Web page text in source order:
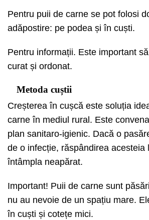
Pentru puii de carne se pot folosi
adăpostire: pe podea și în cuști.
Pentru informații. Este important
curat și ordonat.
Metoda cuștii
Creșterea în cușcă este soluția
carne în mediul rural. Este
plan sanitaro-igienic. Dacă o
de o infecție, răspândirea acesteia
întâmpla neapărat.
Important! Puii de carne sunt
nu au nevoie de un spațiu mare.
în cuști și cotețe mici.